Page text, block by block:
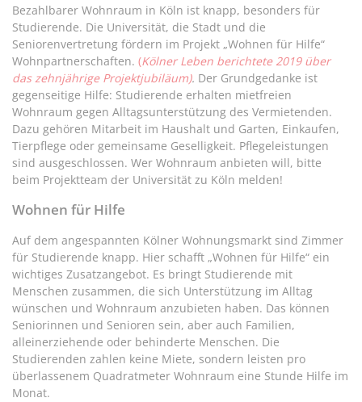
Bezahlbarer Wohnraum in Köln ist knapp, besonders für
Studierende. Die Universität, die Stadt und die
Seniorenvertretung fördern im Projekt „Wohnen für Hilfe“
Wohnpartnerschaften. (Kölner Leben berichtete 2019 über
das zehnjährige Projektjubiläum). Der Grundgedanke ist
gegenseitige Hilfe: Studierende erhalten mietfreien
Wohnraum gegen Alltagsunterstützung des Vermietenden.
Dazu gehören Mitarbeit im Haushalt und Garten, Einkaufen,
Tierpflege oder gemeinsame Geselligkeit. Pflegeleistungen
sind ausgeschlossen. Wer Wohnraum anbieten will, bitte
beim Projektteam der Universität zu Köln melden!
Wohnen für Hilfe
Auf dem angespannten Kölner Wohnungsmarkt sind Zimmer
für Studierende knapp. Hier schafft „Wohnen für Hilfe“ ein
wichtiges Zusatzangebot. Es bringt Studierende mit
Menschen zusammen, die sich Unterstützung im Alltag
wünschen und Wohnraum anzubieten haben. Das können
Seniorinnen und Senioren sein, aber auch Familien,
alleinerziehende oder behinderte Menschen. Die
Studierenden zahlen keine Miete, sondern leisten pro
überlassenem Quadratmeter Wohnraum eine Stunde Hilfe im
Monat.